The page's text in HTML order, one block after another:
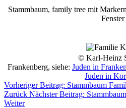
Stammbaum, family tree mit
Fenster
© Karl-Heinz
Frankenberg, siehe: Juden in
Juden in
Vorheriger Beitrag: Stammbaum
Zurück Nächster Beitrag:
Weiter